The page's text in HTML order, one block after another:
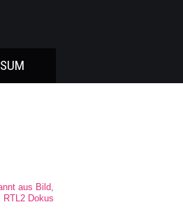
aus Bild,
RTL2 Dokus